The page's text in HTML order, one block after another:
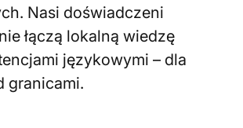
Nasi doświadczeni
łączą lokalną wiedzę
językowymi – dla
granicami.